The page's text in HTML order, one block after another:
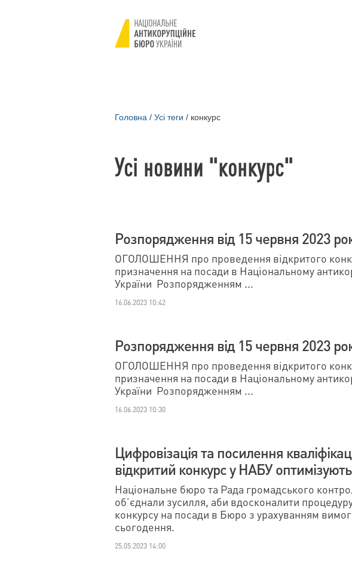
Головна / Усі теги / конкурс
Усі новини "конкурс"
Розпорядження від 15 червня 2023
ОГОЛОШЕННЯ про проведення відкритого
призначення на посади в Національному
України Розпорядженням ...
16.06.2023 10:42
Розпорядження від 15 червня 2023
ОГОЛОШЕННЯ про проведення відкритого
призначення на посади в Національному
України Розпорядженням ...
16.06.2023 10:30
Цифровізація та посилення
відкритий конкурс у НАБУ оптимізують
Національне бюро та Рада громадського
об’єднали зусилля, аби вдосконалити
конкурсу на посади в Бюро з урахуванням вимог
сьогодення.
25.05.2023 14:00